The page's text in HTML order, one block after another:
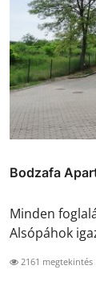
Bodzafa
Minden
Alsópáhok
2161 megtekintés